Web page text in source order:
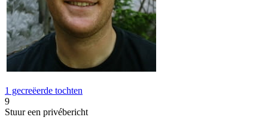
1 gecreëerde tochten
9
Stuur een privébericht